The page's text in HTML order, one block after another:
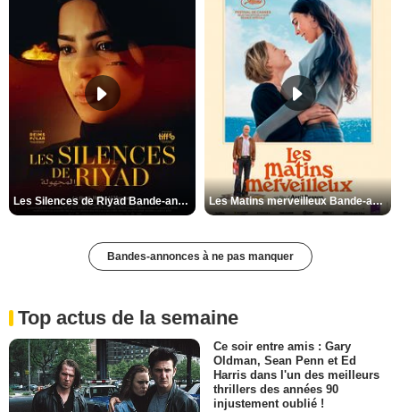
Les Silences de Riyad Bande-annonce VO STFR Les Matins merveilleux Bande-annonce VF
Bandes-annonces à ne pas manquer
Top actus de la semaine
Ce soir entre amis : Gary
Oldman, Sean Penn et Ed
Harris dans l'un des meilleurs
thrillers des années 90
injustement oublié !